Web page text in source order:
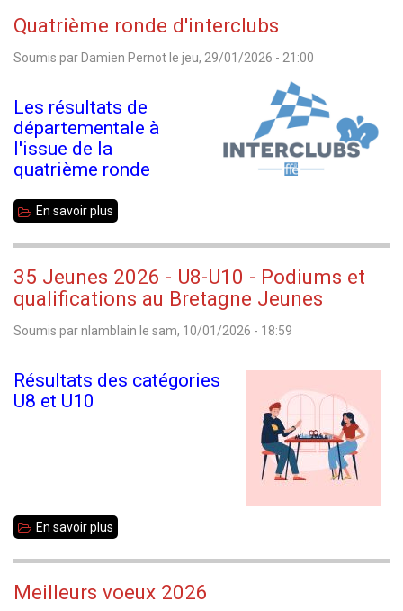
toutes
catégories
-
Résultats
Quatrième ronde d'interclubs
Soumis par Damien Pernot le jeu, 29/01/2026 - 21:00
Les résultats de
départementale à
l'issue de la
quatrième ronde
En savoir plus
d'interclubs
35 Jeunes 2026 - U8-U10 - Podiums et
qualifications au Bretagne Jeunes
Soumis parnlamblain le sam, 10/01/2026 - 18:59
Résultats des catégories
U8 et U10
En savoir plus
2026
Meilleurs voeux 2026